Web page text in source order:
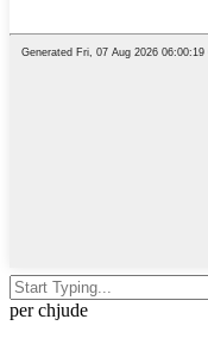
per chjude